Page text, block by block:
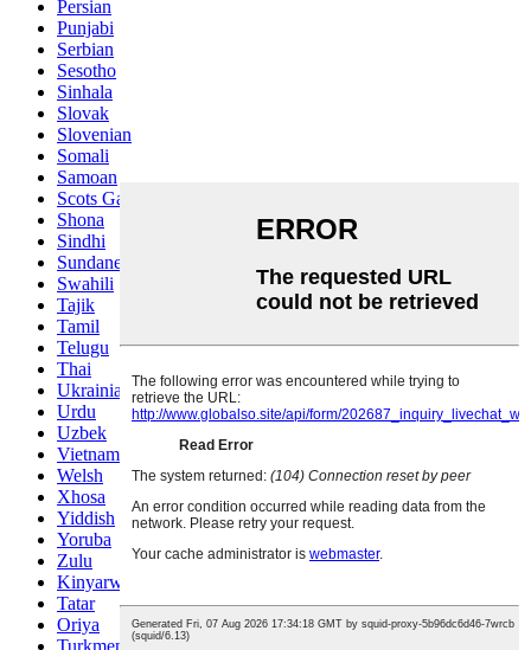
Persian
Punjabi
Serbian
Sesotho
Sinhala
Slovak
Slovenian
Somali
Samoan
Scots Gaelic
Shona
Sindhi
Sundanese
Swahili
Tajik
Tamil
Telugu
Thai
Ukrainian
Urdu
Uzbek
Vietnamese
Welsh
Xhosa
Yiddish
Yoruba
Zulu
Kinyarwanda
Tatar
Oriya